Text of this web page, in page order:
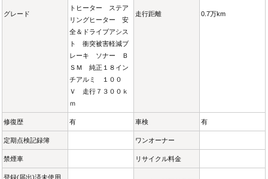
グレード
トヒーター ステア
リングヒーター 安
全＆ドライブアシス
ト 衝突被害軽減ブ
レーキ ソナー Ｂ
ＳＭ 純正１８イン
チアルミ １００
Ｖ 走行７３００ｋ
ｍ
走行距離 0.7万km
修復歴 有 車検 有
定期点検記録簿 ワンオーナー
禁煙車 リサイクル料金
登録(届出)済未使用